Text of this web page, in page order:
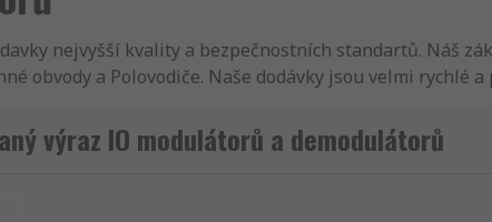
nejvyšší kvality a bezpečnostních standartů. Náš
obvody a Polovodiče. Naše dodávky jsou velmi rychlé
prohlédnout kompletní nabídku sekce Elektronické
vám doručíme Obvody modemů do druhého dne.
obvody - nabízíme podporu vynikajících
výraz IO modulátorů a demodulátorů